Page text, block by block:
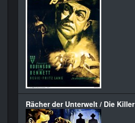
Rächer der Unterwelt / Die Killer